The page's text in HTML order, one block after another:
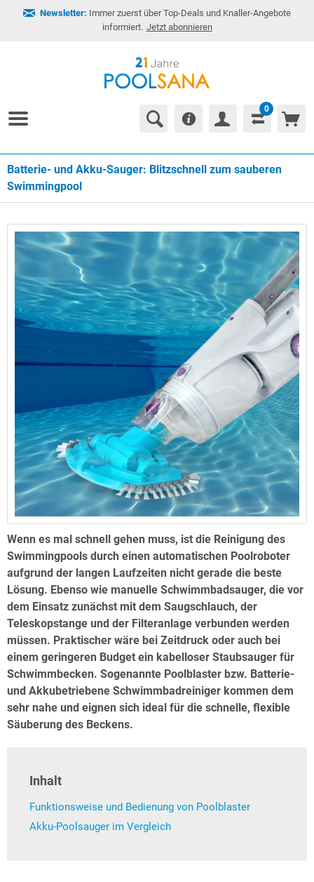
Newsletter: Immer zuerst über Top-Deals und Knaller-Angebote
informiert. Jetzt abonnieren
0
Batterie- und Akku-Sauger: Blitzschnell zum sauberen
Swimmingpool
Wenn es mal schnell gehen muss, ist die Reinigung des
Swimmingpools durch einen automatischen Poolroboter
aufgrund der langen Laufzeiten nicht gerade die beste
Lösung. Ebenso wie manuelle Schwimmbadsauger, die vor
dem Einsatz zunächst mit dem Saugschlauch, der
Teleskopstange und der Filteranlage verbunden werden
müssen. Praktischer wäre bei Zeitdruck oder auch bei
einem geringeren Budget ein kabelloser Staubsauger für
Schwimmbecken. Sogenannte Poolblaster bzw. Batterie-
und Akkubetriebene Schwimmbadreiniger kommen dem
sehr nahe und eignen sich ideal für die schnelle, flexible
Säuberung des Beckens.
Inhalt
Funktionsweise und Bedienung von Poolblaster
Akku-Poolsauger im Vergleich